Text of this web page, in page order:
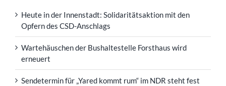
Heute in der Innenstadt: Solidaritätsaktion mit den
Opfern des CSD-Anschlags
Wartehäuschen der Bushaltestelle Forsthaus wird
erneuert
Sendetermin für „Yared kommt rum“ im NDR steht fest